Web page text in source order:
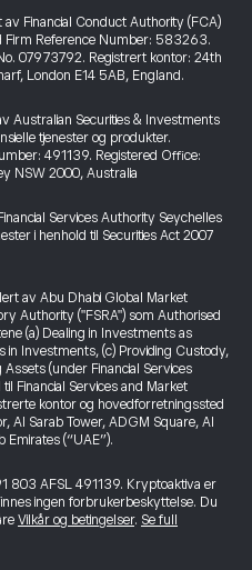
Financial Conduct Authority (FCA)
Firm Reference Number: 583263.
07973792. Registrert kontor: 24th
London E14 5AB, England.
Australian Securities & Investments
tjenester og produkter.
491139. Registered Office:
NSW 2000, Australia
Services Authority Seychelles
i henhold til Securities Act 2007
av Abu Dhabi Global Market
Authority ("FSRA") som Authorised
(a) Dealing in Investments as
in Investments, (c) Providing Custody,
(under Financial Services
Financial Services and Market
kontor og hovedforretningssted
Al Sarab Tower, ADGM Square, Al
Emirates (“UAE”).
803 AFSL 491139. Kryptoaktiva er
ingen forbrukerbeskyttelse. Du
Vilkår og betingelser. Se full